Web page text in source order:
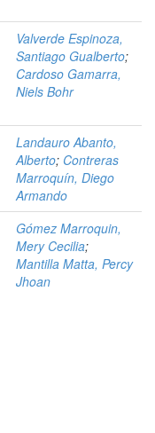
Valverde Espinoza,
Santiago Gualberto;
Cardoso Gamarra,
Niels Bohr
Landauro Abanto,
Alberto; Contreras
Marroquín, Diego
Armando
Gómez Marroquin,
Mery Cecilia;
Mantilla Matta, Percy
Jhoan